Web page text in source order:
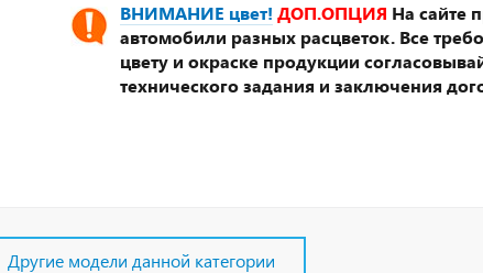
ВНИМАНИЕ цвет! ДОП.ОПЦИЯ На сайте
автомобили разных расцветок. Все
цвету и окраске продукции
технического задания и заключения
Другие модели данной категории